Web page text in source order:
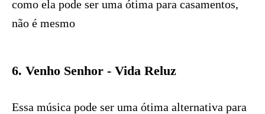
como ela pode ser uma ótima para casamentos,
não é mesmo
6. Venho Senhor - Vida Reluz
Essa música pode ser uma ótima alternativa para